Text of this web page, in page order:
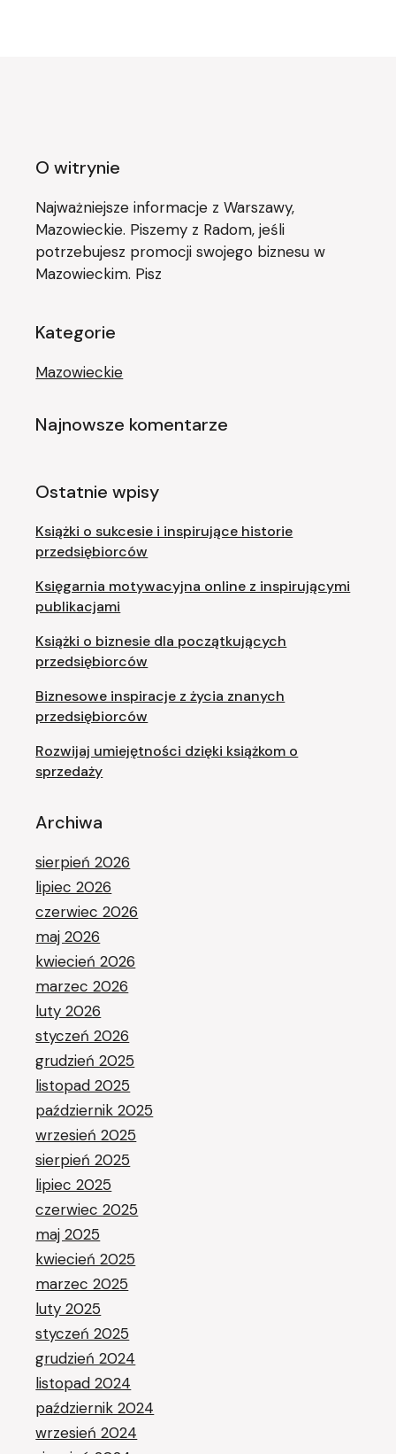
O witrynie
Najważniejsze informacje z Warszawy,
Mazowieckie. Piszemy z Radom, jeśli
potrzebujesz promocji swojego biznesu w
Mazowieckim. Pisz
Kategorie
Mazowieckie
Najnowsze komentarze
Ostatnie wpisy
Książki o sukcesie i inspirujące historie
przedsiębiorców
Księgarnia motywacyjna online z inspirującymi
publikacjami
Książki o biznesie dla początkujących
przedsiębiorców
Biznesowe inspiracje z życia znanych
przedsiębiorców
Rozwijaj umiejętności dzięki książkom o
sprzedaży
Archiwa
sierpień 2026
lipiec 2026
czerwiec 2026
maj 2026
kwiecień 2026
marzec 2026
luty 2026
styczeń 2026
grudzień 2025
listopad 2025
październik 2025
wrzesień 2025
sierpień 2025
lipiec 2025
czerwiec 2025
maj 2025
kwiecień 2025
marzec 2025
luty 2025
styczeń 2025
grudzień 2024
listopad 2024
październik 2024
wrzesień 2024